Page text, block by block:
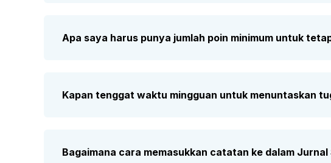
Apa saya harus punya jumlah poin minimum untuk
Kapan tenggat waktu mingguan untuk menuntaskan
Bagaimana cara memasukkan catatan ke dalam Jurnal